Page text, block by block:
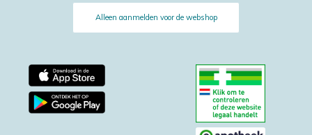
Alleen aanmelden voor de webshop